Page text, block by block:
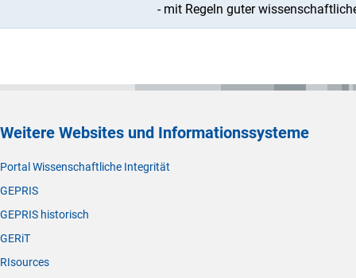
- mit Regeln guter
Weitere Websites und Informationssysteme
Portal Wissenschaftliche Integrität
GEPRIS
GEPRIS historisch
GERiT
RIsources